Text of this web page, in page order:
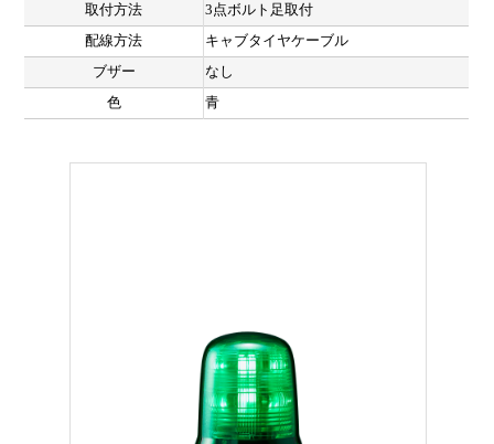
取付方法
3点ボルト足取付
配線方法
キャブタイヤケーブル
ブザー
なし
色
青